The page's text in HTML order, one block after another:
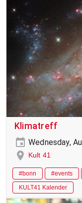
Klimatreff
Wednesday,
Kult 41
#bonn #events
KULT41 Kalender